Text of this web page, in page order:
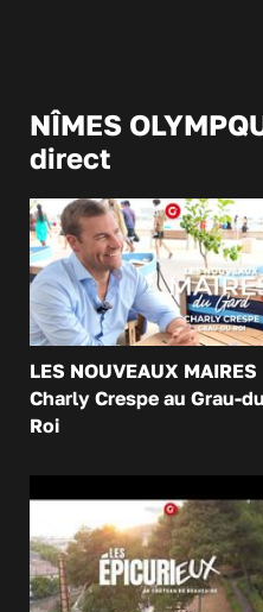
NÎMES
direct
LES NOUVEAUX MAIRES
Charly Crespe au Grau-
Roi